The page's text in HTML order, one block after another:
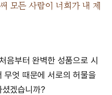
모든 사람이 너희가 내 제
음부터 완벽한 성품으로 시
무엇 때문에 서로의 허물을
겠습니까?